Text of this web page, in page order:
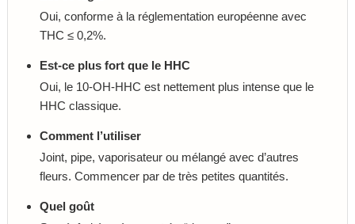
Oui, conforme à la réglementation européenne avec
THC ≤ 0,2%.
Est-ce plus fort que le HHC
Oui, le 10-OH-HHC est nettement plus intense que le
HHC classique.
Comment l’utiliser
Joint, pipe, vaporisateur ou mélangé avec d’autres
fleurs. Commencer par de très petites quantités.
Quel goût